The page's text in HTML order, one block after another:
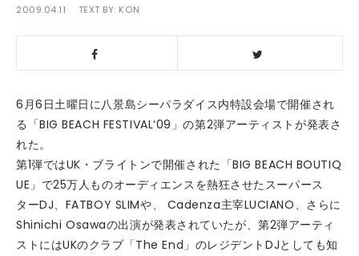
2009.04.11 TEXT BY: KON
6月6日土曜日に八景島シーパラダイス内特設会場で開催され
る「BIG BEACH FESTIVAL‘09」の第2弾アーティストが発表さ
れた。
第1弾ではUK・ブライトンで開催された「BIG BEACH BOUTIQ
UE」で25万人ものオーディエンスを熱狂させたスーパース
ターDJ、FATBOY SLIMや、 Cadenza主宰LUCIANO、さらに
Shinichi Osawaの出演が発表されていたが、第2弾アーティ
ストにはUKのクラブ「The End」のレジデントDJとしても知